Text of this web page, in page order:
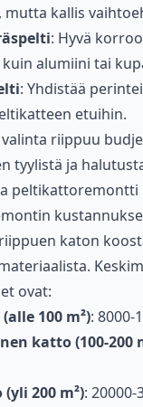
mutta kallis
: Hyvä
alumiini tai
: Yhdistää
etuihin.
riippuu
tyylistä ja
peltikattoremontti
katon
ovat:
100 m²): 8000-
katto (100-200
200 m²): 20000-